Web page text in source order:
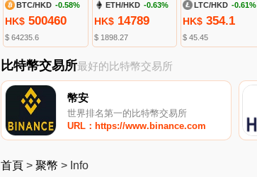
BTC/HKD -0.58%
HK$ 500460
$ 64235.6
ETH/HKD -0.63%
HK$14789
$ 1898.27
LTC/HKD -0.61%
HK$354.1
$ 45.45
比特幣交易所最好的比特幣交易所
幣安
世界排名第一的比特幣交易所
URL：https://www.binance.com
首頁 > 聚幣 > Info